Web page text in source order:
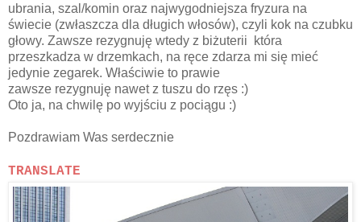
ubrania, szal/komin oraz najwygodniejsza fryzura na
świecie (zwłaszcza dla długich włosów), czyli kok na czubku
głowy. Zawsze rezygnuję wtedy z biżuterii która
przeszkadza w drzemkach, na ręce zdarza mi się mieć
jedynie zegarek. Właściwie to prawie
zawsze rezygnuję nawet z tuszu do rzęs :)
Oto ja, na chwilę po wyjściu z pociągu :)
Pozdrawiam Was serdecznie
TRANSLATE